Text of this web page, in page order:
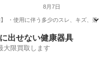
8月7日
使用に伴う多少のスレ、キズ、落
子手帳
出せない健康器具
大限買取します